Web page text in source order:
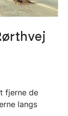
fjerne de
langs